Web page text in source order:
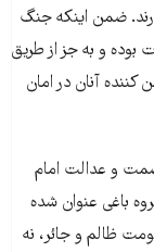
ضمن اینکه جنگ
بوده و به جز از طریق
کننده آنان در امان
و عدالت امام
باغی عنوان شده
ظالم و جائر، نه